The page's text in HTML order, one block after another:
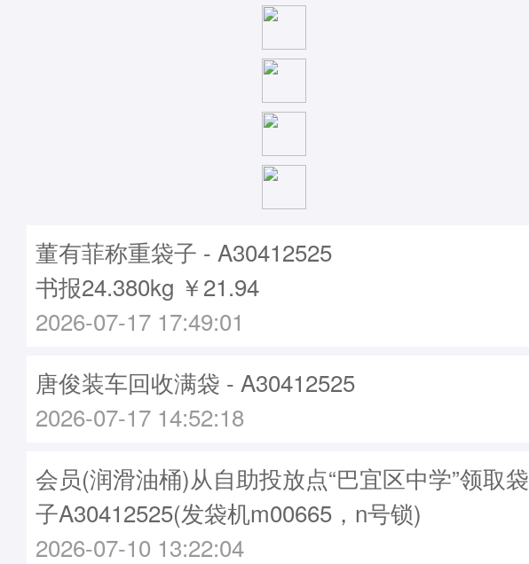
董有菲称重袋子 - A30412525
书报24.380kg ￥21.94
2026-07-17 17:49:01
唐俊装车回收满袋 - A30412525
2026-07-17 14:52:18
会员(润滑油桶)从自助投放点“巴宜区中学”领取袋
子A30412525(发袋机m00665，n号锁)
2026-07-10 13:22:04